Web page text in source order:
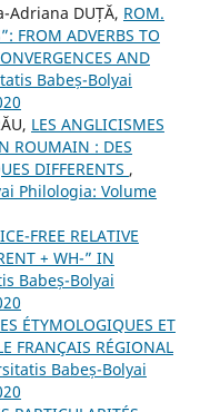
Adriana DUȚĂ, ROM.
FROM ADVERBS TO
AND
Babeș-Bolyai
LES ANGLICISMES
ROUMAIN : DES
DIFFERENTS ,
Philologia: Volume
FREE RELATIVE
+ WH-” IN
Babeș-Bolyai
ÉTYMOLOGIQUES ET
FRANÇAIS RÉGIONAL
Babeș-Bolyai